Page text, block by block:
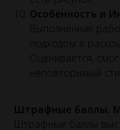
Особенность и
Выполненная
подходом в
Оценивается,
неповторимый
Штрафные баллы.
Штрафные баллы